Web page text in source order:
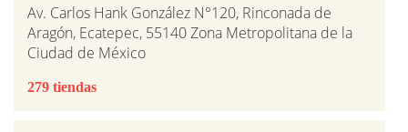
Av. Carlos Hank González N°120, Rinconada de
Aragón, Ecatepec, 55140 Zona Metropolitana de la
Ciudad de México
279 tiendas